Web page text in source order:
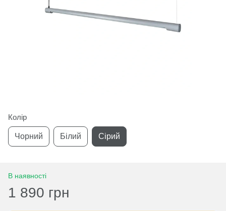
Колір
Чорний Білий Сірий
В наявності
1 890 грн